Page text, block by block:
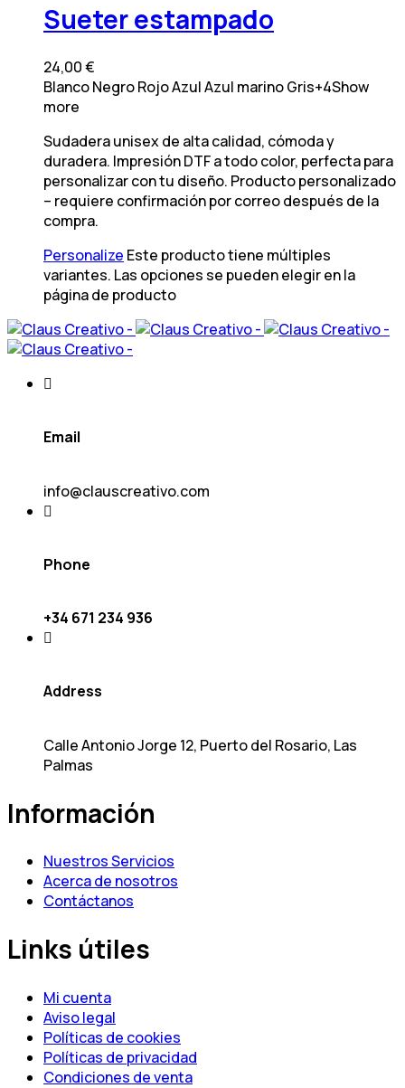
Sueter estampado
24,00€
BlancoNegroRojoAzulAzul marinoGris+4Show
more
Sudadera unisex de alta calidad, cómoda y
duradera. Impresión DTF a todo color, perfecta para
personalizar con tu diseño. Producto personalizado
– requiere confirmación por correo después de la
compra.
Personalize Este producto tiene múltiples
variantes. Las opciones se pueden elegir en la
página de producto
Email
info@clauscreativo.com
Phone
+34 671 234 936
Address
Calle Antonio Jorge 12, Puerto del Rosario, Las
Palmas
Información
Nuestros Servicios
Acerca de nosotros
Contáctanos
Links útiles
Mi cuenta
Aviso legal
Políticas de cookies
Políticas de privacidad
Condiciones de venta